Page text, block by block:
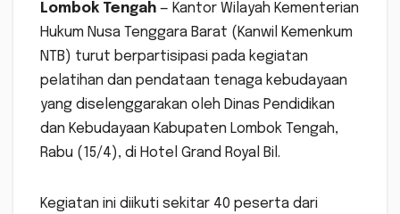
Lombok Tengah — Kantor Wilayah Kementerian
Hukum Nusa Tenggara Barat (Kanwil Kemenkum
NTB) turut berpartisipasi pada kegiatan
pelatihan dan pendataan tenaga kebudayaan
yang diselenggarakan oleh Dinas Pendidikan
dan Kebudayaan Kabupaten Lombok Tengah,
Rabu (15/4), di Hotel Grand Royal Bil.
Kegiatan ini diikuti sekitar 40 peserta dari